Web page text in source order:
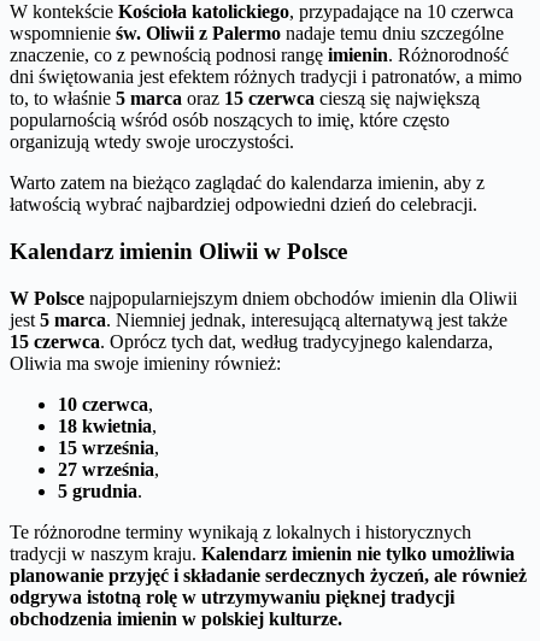
W kontekście Kościoła katolickiego, przypadające na 10 czerwca
wspomnienie św. Oliwii z Palermo nadaje temu dniu szczególne
znaczenie, co z pewnością podnosi rangę imienin. Różnorodność
dni świętowania jest efektem różnych tradycji i patronatów, a mimo
to, to właśnie 5 marca oraz 15 czerwca cieszą się największą
popularnością wśród osób noszących to imię, które często
organizują wtedy swoje uroczystości.
Warto zatem na bieżąco zaglądać do kalendarza imienin, aby z
łatwością wybrać najbardziej odpowiedni dzień do celebracji.
Kalendarz imienin Oliwii w Polsce
W Polsce najpopularniejszym dniem obchodów imienin dla Oliwii
jest 5 marca. Niemniej jednak, interesującą alternatywą jest także
15 czerwca. Oprócz tych dat, według tradycyjnego kalendarza,
Oliwia ma swoje imieniny również:
10 czerwca,
18 kwietnia,
15 września,
27 września,
5 grudnia.
Te różnorodne terminy wynikają z lokalnych i historycznych
tradycji w naszym kraju. Kalendarz imienin nie tylko umożliwia
planowanie przyjęć i składanie serdecznych życzeń, ale również
odgrywa istotną rolę w utrzymywaniu pięknej tradycji
obchodzenia imienin w polskiej kulturze.